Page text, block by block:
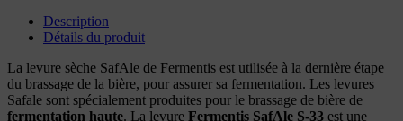
Description
Détails du produit
La levure sèche SafAle de Fermentis est utilisée à la dernière étape
du brassage de la bière, pour assurer sa fermentation. Les levures
Safale sont spécialement produites pour le brassage de bière de
fermentation haute. La levure Fermentis SafAle S-33 est une